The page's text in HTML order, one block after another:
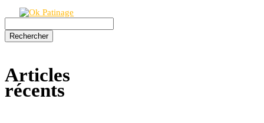
Rechercher :
Articles
récents